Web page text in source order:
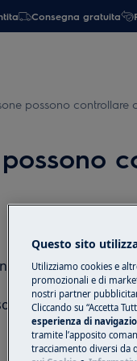
Consegna gratuita
possono controllare
utilizzare
Questo sito
Utilizziamo cookies e
promozionali e di
nostri partner
Cliccando su “Accetta
esperienza di
tramite l’apposito
tracciamento diversi da